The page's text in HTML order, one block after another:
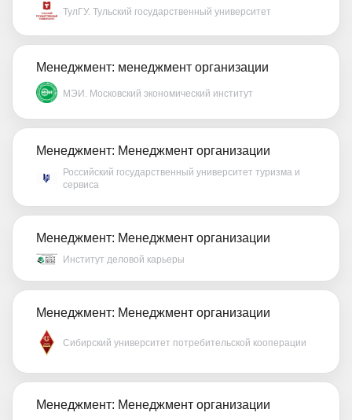
ТулГУ. Тульский государственный университет
Менеджмент: менеджмент организации
МЭИ. Московский экономический институт
Менеджмент: Менеджмент организации
Российский государственный университет туризма и
сервиса
Менеджмент: Менеджмент организации
Институт деловой карьеры
Менеджмент: Менеджмент организации
Сибирский университет потребительской кооперации
Менеджмент: Менеджмент организации